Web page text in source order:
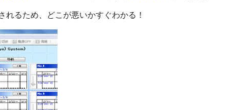
るため、どこが悪いかすぐわかる！